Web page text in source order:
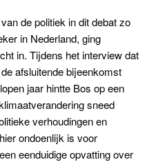
de politiek in dit debat zo
in Nederland, ging
in. Tijdens het interview dat
afsluitende bijeenkomst
jaar hintte Bos op een
sneed
verhoudingen en
ondoenlijk is voor
eenduidige opvatting over